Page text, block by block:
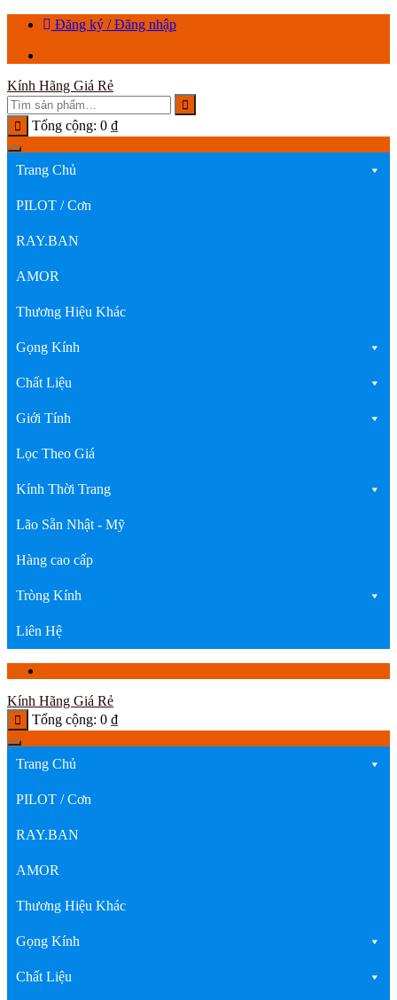
Chuyển
dung
Đăng ký / Đăng nhập
Kính Hãng Giá Rẻ
Tổng cộng: 0 ₫
Trang Chủ
PILOT / Cơn
RAY.BAN
AMOR
Thương Hiệu Khác
Gọng Kính
Chất Liệu
Giới Tính
Lọc Theo Giá
Kính Thời Trang
Lão Sẵn Nhật - Mỹ
Hàng cao cấp
Tròng Kính
Liên Hệ
Kính Hãng Giá Rẻ
Tổng cộng: 0 ₫
Trang Chủ
PILOT / Cơn
RAY.BAN
AMOR
Thương Hiệu Khác
Gọng Kính
Chất Liệu